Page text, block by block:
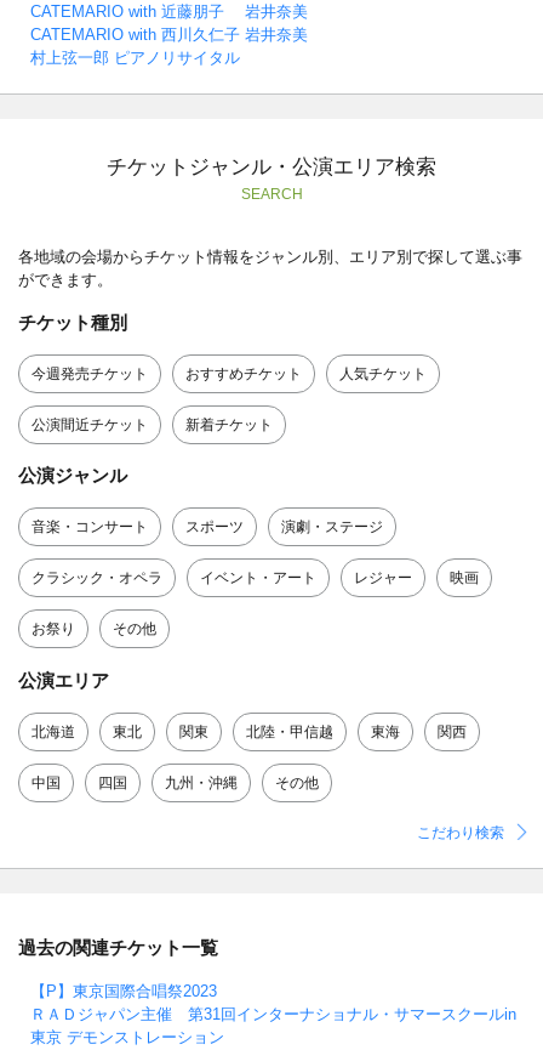
CATEMARIO with 近藤朋子 岩井奈美
CATEMARIO with 西川久仁子 岩井奈美
村上弦一郎 ピアノリサイタル
チケットジャンル・公演エリア検索
SEARCH
各地域の会場からチケット情報をジャンル別、エリア別で探して選ぶ事
ができます。
チケット種別
今週発売チケット おすすめチケット 人気チケット
公演間近チケット 新着チケット
公演ジャンル
音楽・コンサート スポーツ 演劇・ステージ
クラシック・オペラ イベント・アート レジャー 映画
お祭り その他
公演エリア
北海道 東北 関東 北陸・甲信越 東海 関西
中国 四国 九州・沖縄 その他
こだわり検索
過去の関連チケット一覧
【P】東京国際合唱祭2023
ＲＡＤジャパン主催 第31回インターナショナル・サマースクールin
東京 デモンストレーション